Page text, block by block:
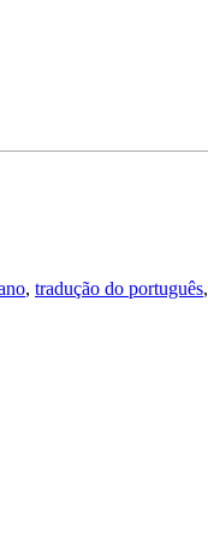
, tradução do português,